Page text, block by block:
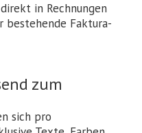
in Rechnungen
Faktura-
zum
sich pro